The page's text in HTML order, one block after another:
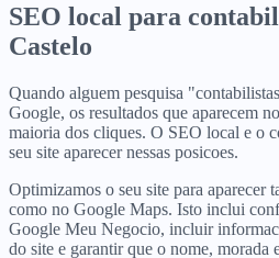
SEO local para
Castelo
Quando alguem pesquisa
Google, os resultados que aparecem
maioria dos cliques. O SEO local e o
seu site aparecer nessas posicoes.
Optimizamos o seu site para aparecer
como no Google Maps. Isto inclui
Google Meu Negocio, incluir
do site e garantir que o nome, morada